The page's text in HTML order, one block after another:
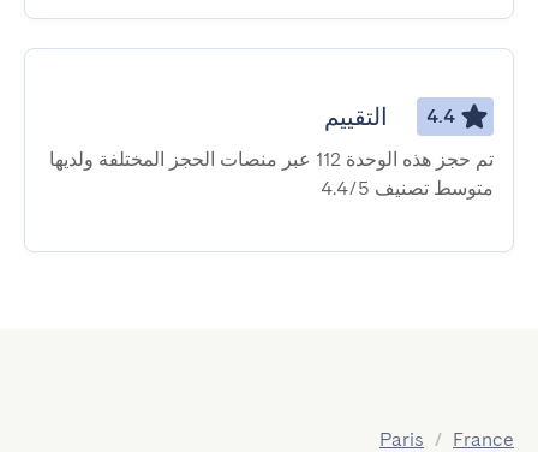
4.4 التقييم
تم حجز هذه الوحدة 112 عبر منصات الحجز المختلفة ولديها
متوسط ​​تصنيف 4.4/5
France
/
Paris